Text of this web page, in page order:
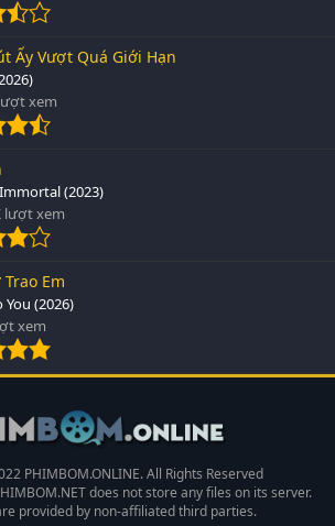
Ấy Vượt Quá Giới Hạn
xem
(2023)
lượt xem
Em
You (2026)
xem
PHIMBOM.ONLINE. All Rights Reserved
does not store any files on its server.
provided by non-affiliated third parties.